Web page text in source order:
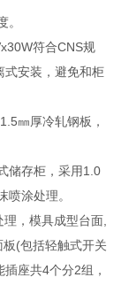
。
符合CNS规
式安装，避免和柜
㎜厚冷轧钢板，
储存柜，采用1.0
喷涂处理。
，模具成型台面,
(包括轻触式开关
座共4个分2组，